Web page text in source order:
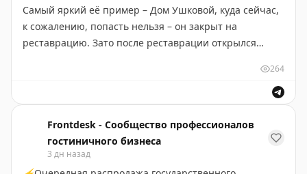
Самый яркий её пример – Дом Ушковой, куда сейчас,
к сожалению, попасть нельзя – он закрыт на
реставрацию. Зато после реставрации открылся
Дом строил для себя Адольф Пор, преподававший
французский язык в Императорском Казанском
университете. После революции особняк превратили
в коммунальные квартиры. Заметно обветшавшему
264
Frontdesk - Сообщество профессионалов
гостиничного бизнеса
3 дн назад